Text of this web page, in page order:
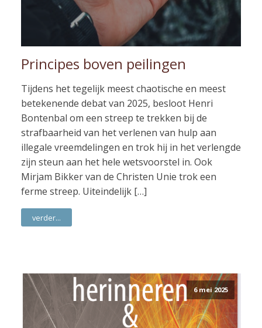
Principes boven peilingen
Tijdens het tegelijk meest chaotische en meest
betekenende debat van 2025, besloot Henri
Bontenbal om een streep te trekken bij de
strafbaarheid van het verlenen van hulp aan
illegale vreemdelingen en trok hij in het verlengde
zijn steun aan het hele wetsvoorstel in. Ook
Mirjam Bikker van de Christen Unie trok een
ferme streep. Uiteindelijk […]
verder...
6 mei 2025